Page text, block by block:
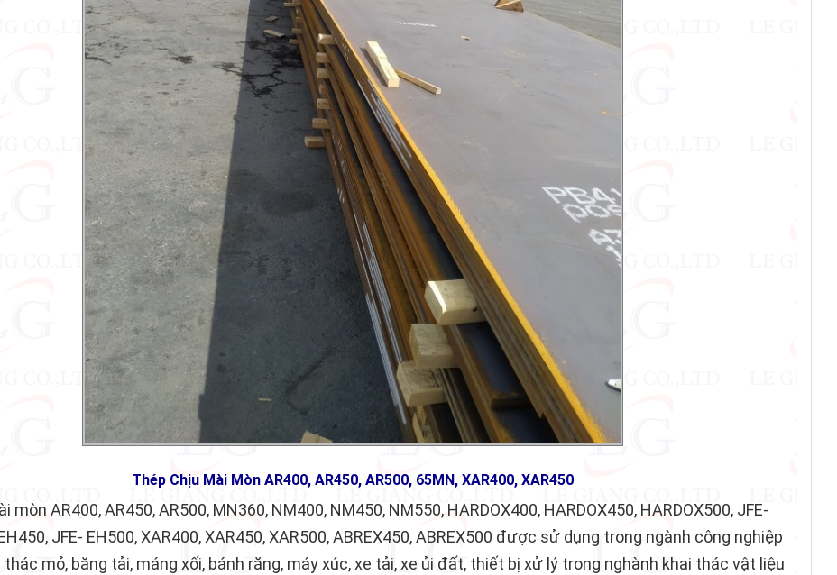
Thép Chịu Mài Mòn AR400, AR450, AR500, 65MN, XAR400, XAR450
mòn AR400, AR450, AR500, MN360, NM400, NM450, NM550, HARDOX400, HARDOX450, HARDOX500, JFE-
JFE- EH500, XAR400, XAR450, XAR500, ABREX450, ABREX500 được sử dụng trong ngành công nghiệp
thác mỏ, băng tải, máng xối, bánh răng, máy xúc, xe tải, xe ủi đất, thiết bị xử lý trong nghành khai thác vật liệu